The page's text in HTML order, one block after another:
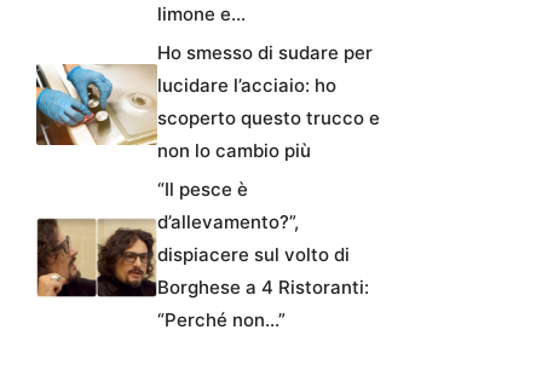
limone e…
Ho smesso di sudare per
lucidare l’acciaio: ho
scoperto questo trucco e
non lo cambio più
“Il pesce è
d’allevamento?”,
dispiacere sul volto di
Borghese a 4 Ristoranti:
“Perché non…”